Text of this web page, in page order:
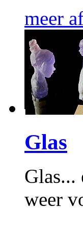
meer
Glas
Glas...
weer